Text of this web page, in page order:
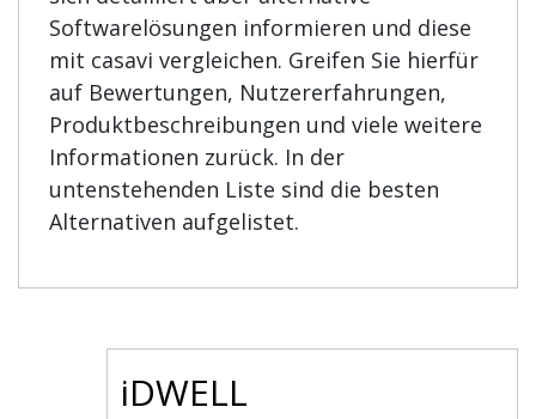
Softwarelösungen informieren und diese
mit casavi vergleichen. Greifen Sie hierfür
auf Bewertungen, Nutzererfahrungen,
Produktbeschreibungen und viele weitere
Informationen zurück. In der
untenstehenden Liste sind die besten
Alternativen aufgelistet.
iDWELL